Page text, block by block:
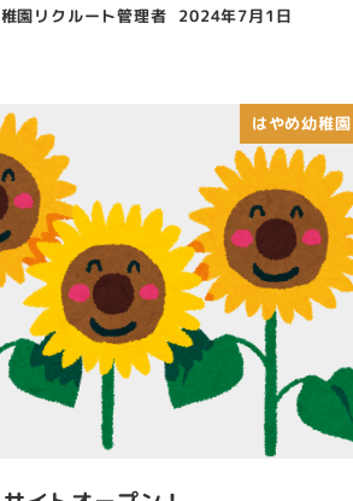
園リクルート管理者 2024年7月1日
はやめ幼稚園